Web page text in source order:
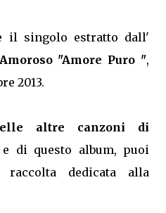
il singolo estratto dall'
"Amore Puro ",
2013.
altre canzoni di
di questo album, puoi
dedicata alla